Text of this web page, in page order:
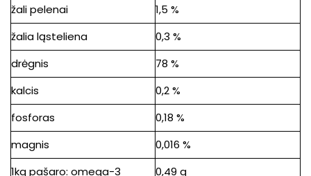
žali pelenai
1,5 %
žalia ląsteliena
0,3 %
drėgnis
78 %
kalcis
0,2 %
fosforas
0,18 %
magnis
0,016 %
1kg pašaro: omega-3
0,49 g